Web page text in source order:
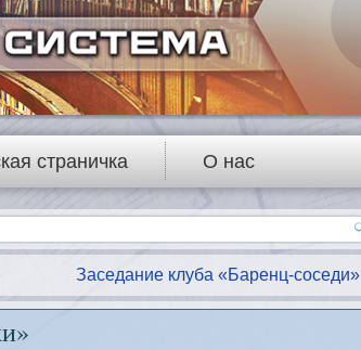
страничка О нас
Заседание клуба «Баренц-соседи»